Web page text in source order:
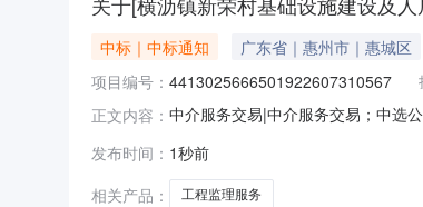
中标｜中标通知 广东省｜惠州市｜惠城区
项目编号： 4413025666501922607310567
正文内容： 中介服务交易|中介服务交易；中选
￥22,400元金额说明：服务金额最
发布时间： 1秒前
相关产品：
工程监理服务